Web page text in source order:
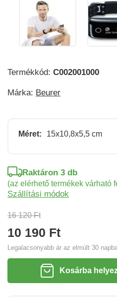
Termékkód: C002001000
Márka: Beurer
Méret: 15x10,8x5,5 cm
16 120 Ft
10 190 Ft
Legalacsonyabb ár az elmúlt 30
Raktáron 3 db
(az elérhető termékek várható
Szállítási módok
Kosárba